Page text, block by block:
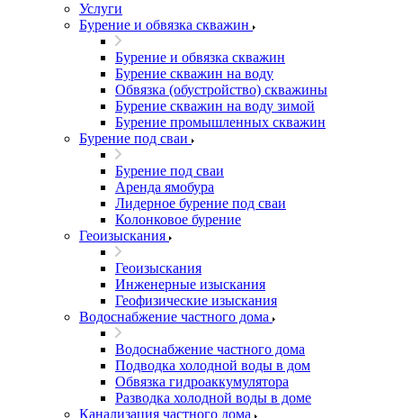
Услуги
Бурение и обвязка скважин
Бурение и обвязка скважин
Бурение скважин на воду
Обвязка (обустройство) скважины
Бурение скважин на воду зимой
Бурение промышленных скважин
Бурение под сваи
Бурение под сваи
Аренда ямобура
Лидерное бурение под сваи
Колонковое бурение
Геоизыскания
Геоизыскания
Инженерные изыскания
Геофизические изыскания
Водоснабжение частного дома
Водоснабжение частного дома
Подводка холодной воды в дом
Обвязка гидроаккумулятора
Разводка холодной воды в доме
Канализация частного дома